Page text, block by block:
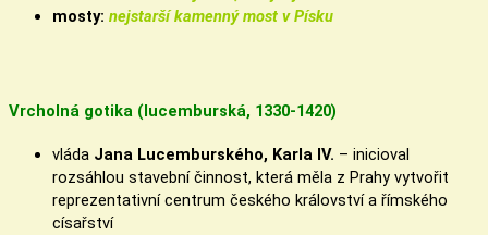
mosty: nejstarší kamenný most v Písku
Vrcholná gotika (lucemburská, 1330-1420)
vláda Jana Lucemburského, Karla IV. – inicioval
rozsáhlou stavební činnost, která měla z Prahy vytvořit
reprezentativní centrum českého království a římského
císařství